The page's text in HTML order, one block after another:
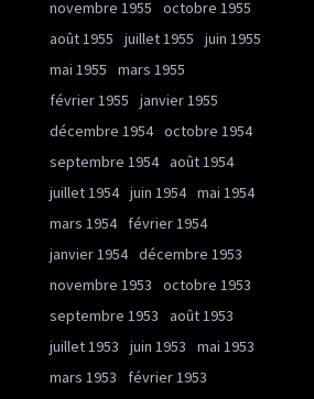
novembre 1955
octobre 1955
août 1955
juillet 1955
juin 1955
mai 1955
mars 1955
février 1955
janvier 1955
décembre 1954 octobre 1954
septembre 1954 août 1954
juillet 1954 juin 1954 mai 1954
mars 1954
février 1954
janvier 1954 décembre 1953
novembre 1953
octobre 1953
septembre 1953
août 1953
juillet 1953
juin 1953
mai 1953
mars 1953
février 1953